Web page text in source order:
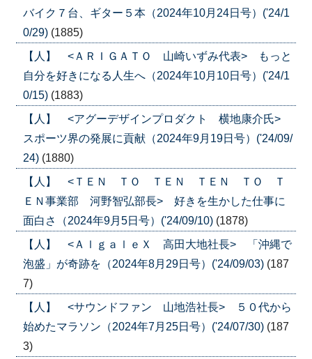
バイク７台、ギター５本（2024年10月24日号）('24/1
0/29) (1885)
【人】 <ＡＲＩＧＡＴＯ 山崎いずみ代表> もっと
自分を好きになる人生へ（2024年10月10日号）('24/1
0/15) (1883)
【人】 <アグーデザインプロダクト 横地康介氏>
スポーツ界の発展に貢献（2024年9月19日号）('24/09/
24) (1880)
【人】 <ＴＥＮ ＴＯ ＴＥＮ ＴＥＮ ＴＯ Ｔ
ＥＮ事業部 河野智弘部長> 好きを生かした仕事に
面白さ（2024年9月5日号）('24/09/10) (1878)
【人】 <ＡｌｇａｌｅＸ 高田大地社長> 「沖縄で
泡盛」が奇跡を（2024年8月29日号）('24/09/03) (187
7)
【人】 <サウンドファン 山地浩社長> ５０代から
始めたマラソン（2024年7月25日号）('24/07/30) (187
3)